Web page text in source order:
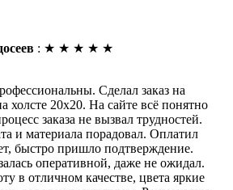
: ★ ★ ★ ★ ★
Сделал заказ на
холсте 20х20. На сайте всё понятно
заказа не вызвал трудностей.
и материала порадовал. Оплатил
быстро пришло подтверждение.
оперативной, даже не ожидал.
в отличном качестве, цвета яркие